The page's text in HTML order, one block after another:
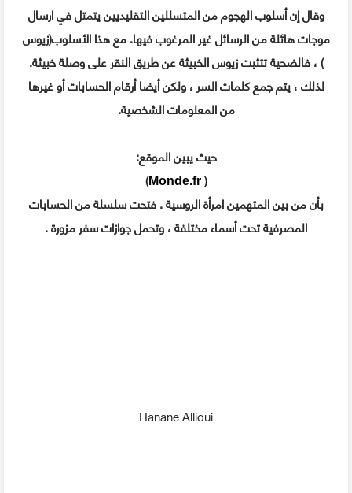
وقال إن أسلوب الهجوم من المتسللين التقليديين يتمتل في ارسال
موجات هائلة من الرسائل غير المرغوب فيها. مع هذا الأسلوب(زيوس
) ، فالضحية تتثبت زيوس الخبيثة عن طريق النقر على وصلة خبيثة.
لذلك ، يتم جمع كلمات السر ، ولكن أيضا أرقام الحسابات أو غيرها
من المعلومات الشخصية.
حيث يبين الموقع:
(
Monde.fr
)
بأن من بين المتهمين امرأة الروسية . فتحت سلسلة من الحسابات
المصرفية تحت أسماء مختلفة ، وتحمل جوازات سفر مزورة .
Hanane Allioui